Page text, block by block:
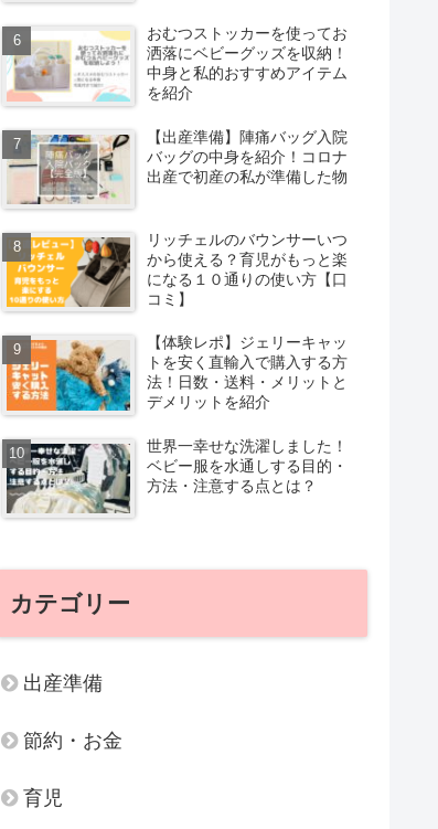
おむつストッカーを使ってお
洒落にベビーグッズを収納！
中身と私的おすすめアイテム
を紹介
【出産準備】陣痛バッグ入院
バッグの中身を紹介！コロナ
出産で初産の私が準備した物
リッチェルのバウンサーいつ
から使える？育児がもっと楽
になる１０通りの使い方【口
コミ】
【体験レポ】ジェリーキャッ
トを安く直輸入で購入する方
法！日数・送料・メリットと
デメリットを紹介
世界一幸せな洗濯しました！
ベビー服を水通しする目的・
方法・注意する点とは？
カテゴリー
出産準備
節約・お金
育児